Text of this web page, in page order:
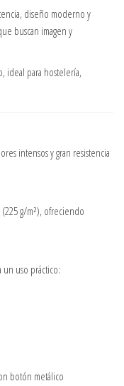
diseño moderno y
buscan imagen y
ideal para hostelería,
intensos y gran resistencia
g/m²), ofreciendo
uso práctico:
botón metálico